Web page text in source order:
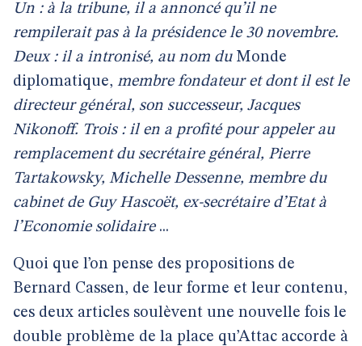
Un : à la tribune, il a annoncé qu’il ne
rempilerait pas à la présidence le 30 novembre.
Deux : il a intronisé, au nom duMonde
diplomatique, membre fondateur et dont il est le
directeur général, son successeur, Jacques
Nikonoff. Trois : il en a profité pour appeler au
remplacement du secrétaire général, Pierre
Tartakowsky, Michelle Dessenne, membre du
cabinet de Guy Hascoët, ex-secrétaire d’Etat à
l’Economie solidaire...
Quoi que l’on pense des propositions de
Bernard Cassen, de leur forme et leur contenu,
ces deux articles soulèvent une nouvelle fois le
double problème de la place qu’Attac accorde à